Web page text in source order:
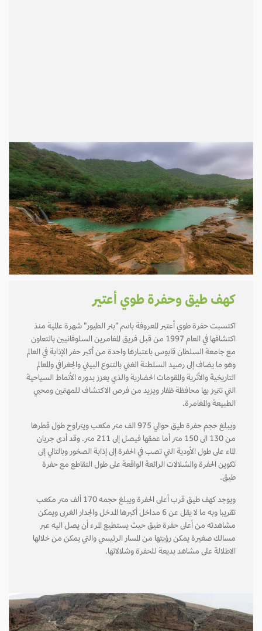
كهف طيق وحفرة طوي أعتير
اكتسبت حفرة طوي أعتير المعروفة باسم "بئر الطيور" شهرة عالمية منذ
اكتشافها في العام 1997 من قبل فريق المغامرين السلوفانيين بالتعاون
مع جامعة السلطان قابوس باعتبارها واحدة من أكبر حفر الإذابة في العالم
وهو ما يضاف إلى رصيد السلطنة الغني بالتنوع البيئي والجغرافي والمعالم
التاريخية والأثرية والمقومات الحضارية والذي يعزز بدوره الأنماط السياحية
التي تتميز بها محافظة ظفار ويزيد من فرص الاكتشاف للمهتمين ومحبي
الطبيعة والمغامرة.
ويبلغ حجم حفرة طيق حوالي 975 الف متر مكعب ويتراوح طول قطرها
من 130 الى 150 متر أما عمقها فيصل إلى 211 متر. وقد أدى جريان
الماء على طول الأودية التي تصب في الحفرة إلى إذابة الصخور وبالتالي إلى
تكوين الحفرة والشلالات الرائعة الواقعة على طول التقاطع مع حفرة
طيق.
ويوجد كهف طيق قرب أعلى الحفرة ويبلغ حجمه 170 ألف متر مكعب
تقريبا وبه ما لا يقل عن 6 مداخل أكبرها المدخل والجدار الغربى ويمكن
مشاهدته من أعلى حفرة طيق حيث يستطيع المرء أن يصل اليه عبر
مسالك صغيرة يمكن رؤيتها من المسار الرئيسي والتي يمكن من خلالها
الاطلالة على مشاهد بديعة للحفرة وشلالاتها.